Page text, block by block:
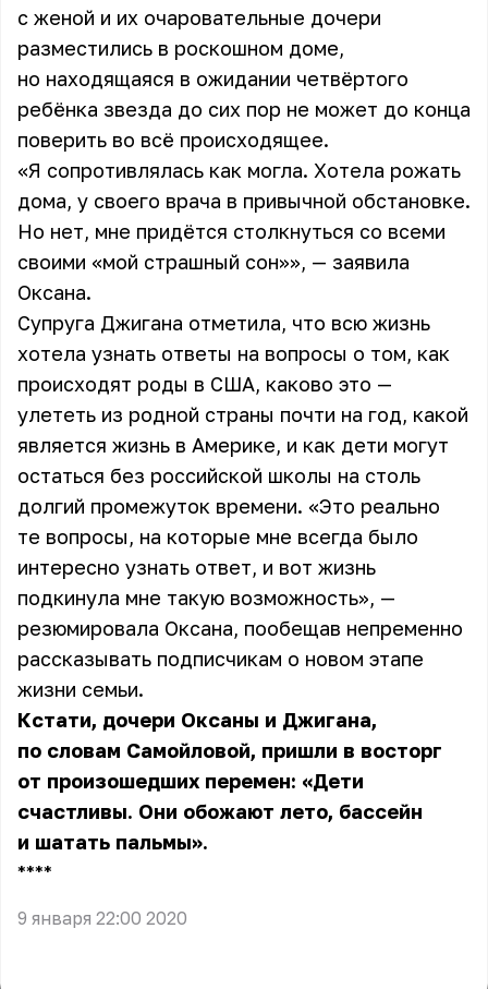
с женой и их очаровательные дочери
разместились в роскошном доме,
но находящаяся в ожидании четвёртого
ребёнка звезда до сих пор не может до конца
поверить во всё происходящее.
«Я сопротивлялась как могла. Хотела рожать
дома, у своего врача в привычной обстановке.
Но нет, мне придётся столкнуться со всеми
своими «мой страшный сон»», — заявила
Оксана.
Супруга Джигана отметила, что всю жизнь
хотела узнать ответы на вопросы о том, как
происходят роды в США, каково это —
улететь из родной страны почти на год, какой
является жизнь в Америке, и как дети могут
остаться без российской школы на столь
долгий промежуток времени. «Это реально
те вопросы, на которые мне всегда было
интересно узнать ответ, и вот жизнь
подкинула мне такую возможность», —
резюмировала Оксана, пообещав непременно
рассказывать подписчикам о новом этапе
жизни семьи.
Кстати, дочери Оксаны и Джигана,
по словам Самойловой, пришли в восторг
от произошедших перемен: «Дети
счастливы. Они обожают лето, бассейн
и шатать пальмы».
** **
9 января 22:00 2020